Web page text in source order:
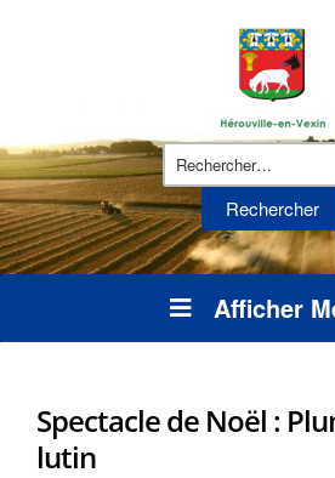
Afficher
Spectacle de Noël :
lutin